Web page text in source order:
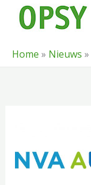
Home » Nieuws »